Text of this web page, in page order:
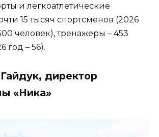
и легкоатлетические
15 тысяч спортсменов (2026
человек), тренажеры – 453
год – 56).
директор
«Ника»